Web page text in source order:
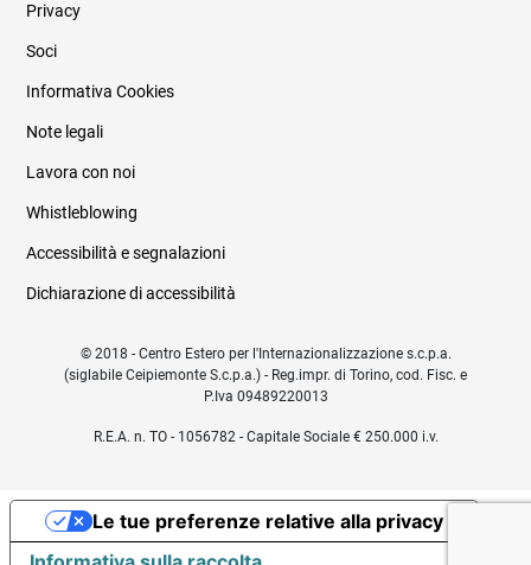
Privacy
Soci
Informativa Cookies
Note legali
Lavora con noi
Whistleblowing
Accessibilità e segnalazioni
Dichiarazione di accessibilità
© 2018 - Centro Estero per l'Internazionalizzazione s.c.p.a.
(siglabile Ceipiemonte S.c.p.a.) - Reg.impr. di Torino, cod. Fisc. e
P.Iva 09489220013
R.E.A. n. TO - 1056782 - Capitale Sociale € 250.000 i.v.
Le tue preferenze relative alla privacy